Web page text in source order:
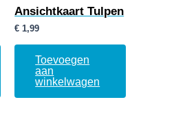
Ansichtkaart Tulpen
€ 1,99
Toevoegen
aan
winkelwagen